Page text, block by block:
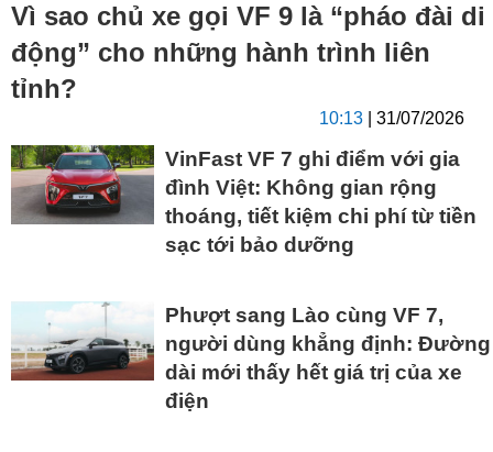
Vì sao chủ xe gọi VF 9 là “pháo đài di
động” cho những hành trình liên
tỉnh?
10:13 | 31/07/2026
VinFast VF 7 ghi điểm với gia
đình Việt: Không gian rộng
thoáng, tiết kiệm chi phí từ tiền
sạc tới bảo dưỡng
Phượt sang Lào cùng VF 7,
người dùng khẳng định: Đường
dài mới thấy hết giá trị của xe
điện